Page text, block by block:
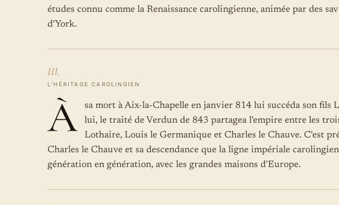
études connu comme la Renaissance carolingienne, animée par des
d'York.
III.
L'HÉRITAGE CAROLINGIEN
À
sa mort à Aix-la-Chapelle en janvier 814 lui succéda son fils
lui, le traité de Verdun de 843 partagea l'empire entre les
Lothaire, Louis le Germanique et Charles le Chauve. C'est
Charles le Chauve et sa descendance que la ligne impériale
génération en génération, avec les grandes maisons d'Europe.